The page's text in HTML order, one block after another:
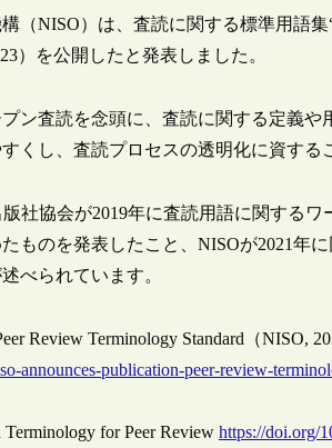
（NISO）は、査読に関する標準用語集
）を公開したと発表しました。
ン査読を念頭に、査読に関する定義
くし、査読プロセスの透明化に資する
社協会が2019年に査読用語に関する
ものを発表したこと、NISOが2021年
べられています。
Review Terminology Standard（NISO,
announces-publication-peer-review-
for Peer Review https://doi.org/